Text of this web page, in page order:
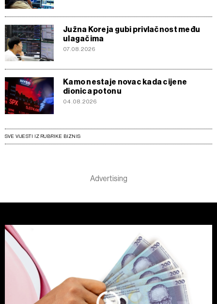
Južna Koreja gubi privlačnost među
ulagačima
07.08.2026
Kamo nestaje novac kada cijene
dionica potonu
04.08.2026
SVE VIJESTI IZ RUBRIKE BIZNIS